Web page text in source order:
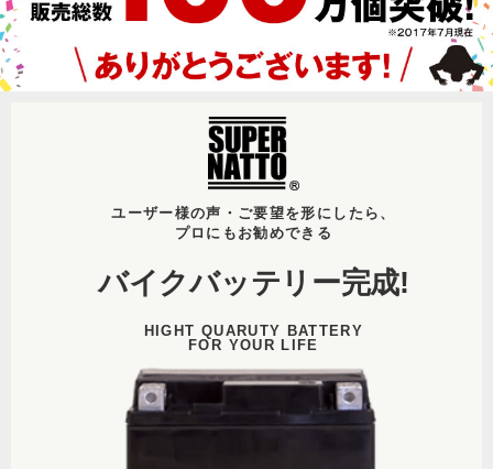
ユーザー様の声・ご要望を形にしたら、
プロにもお勧めできる
バイクバッテリー完成!
HIGHT QUARUTY BATTERY
FOR YOUR LIFE